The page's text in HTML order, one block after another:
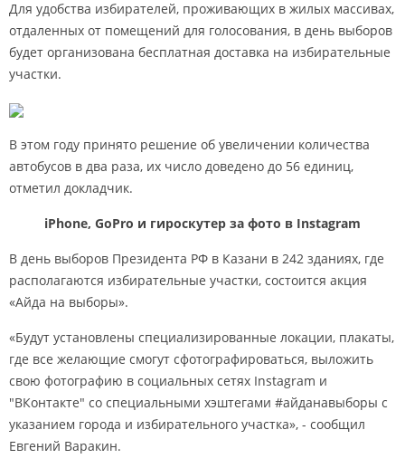
Для удобства избирателей, проживающих в жилых массивах,
отдаленных от помещений для голосования, в день выборов
будет организована бесплатная доставка на избирательные
участки.
В этом году принято решение об увеличении количества
автобусов в два раза, их число доведено до 56 единиц,
отметил докладчик.
iPhone, GoPro и гироскутер за фото в Instagram
В день выборов Президента РФ в Казани в 242 зданиях, где
располагаются избирательные участки, состоится акция
«Айда на выборы».
«Будут установлены специализированные локации, плакаты,
где все желающие смогут сфотографироваться, выложить
свою фотографию в социальных сетях Instagram и
"ВКонтакте" со специальными хэштегами #айданавыборы с
указанием города и избирательного участка», - сообщил
Евгений Варакин.